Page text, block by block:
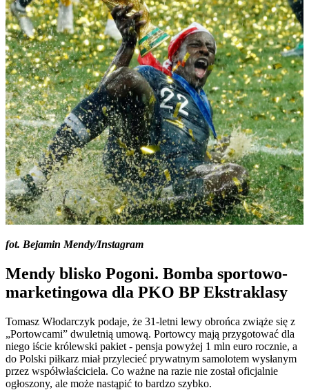
fot. Bejamin Mendy/Instagram
Mendy blisko Pogoni. Bomba sportowo-
marketingowa dla PKO BP Ekstraklasy
Tomasz Włodarczyk podaje, że 31-letni lewy obrońca zwiąże się z
„Portowcami” dwuletnią umową. Portowcy mają przygotować dla
niego iście królewski pakiet - pensja powyżej 1 mln euro rocznie, a
do Polski piłkarz miał przylecieć prywatnym samolotem wysłanym
przez współwłaściciela. Co ważne na razie nie został oficjalnie
ogłoszony, ale może nastąpić to bardzo szybko.